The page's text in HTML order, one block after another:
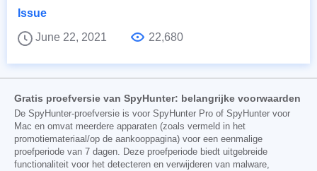
Issue
June 22, 2021
22,680
Gratis proefversie van SpyHunter: belangrijke voorwaarden
De SpyHunter-proefversie is voor SpyHunter Pro of SpyHunter voor
Mac en omvat meerdere apparaten (zoals vermeld in het
promotiemateriaal/op de aankooppagina) voor een eenmalige
proefperiode van 7 dagen. Deze proefperiode biedt uitgebreide
functionaliteit voor het detecteren en verwijderen van malware,